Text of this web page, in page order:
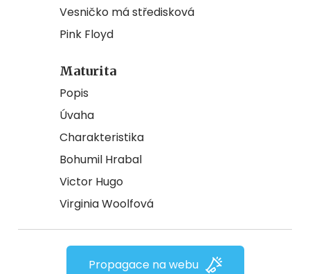
Vesničko má středisková
Pink Floyd
Maturita
Popis
Úvaha
Charakteristika
Bohumil Hrabal
Victor Hugo
Virginia Woolfová
Propagace na webu